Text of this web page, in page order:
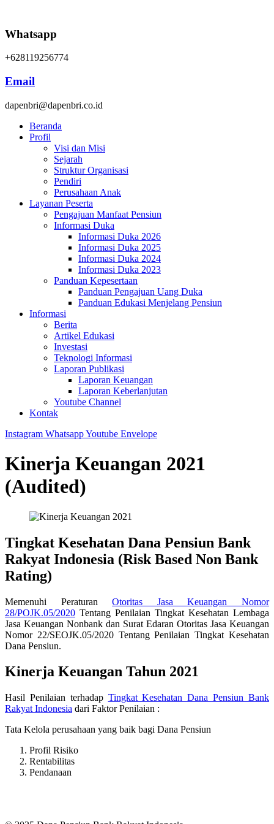
Whatsapp
+628119256774
Email
dapenbri@dapenbri.co.id
Beranda
Profil
Visi dan Misi
Sejarah
Struktur Organisasi
Pendiri
Perusahaan Anak
Layanan Peserta
Pengajuan Manfaat Pensiun
Informasi Duka
Informasi Duka 2026
Informasi Duka 2025
Informasi Duka 2024
Informasi Duka 2023
Panduan Kepesertaan
Panduan Pengajuan Uang Duka
Panduan Edukasi Menjelang Pensiun
Informasi
Berita
Artikel Edukasi
Investasi
Teknologi Informasi
Laporan Publikasi
Laporan Keuangan
Laporan Keberlanjutan
Youtube Channel
Kontak
Instagram WhatsappYoutube Envelope
Kinerja Keuangan 2021
(Audited)
Tingkat Kesehatan Dana Pensiun Bank
Rakyat Indonesia (Risk Based Non Bank
Rating)
Memenuhi PeraturanOtoritas Jasa Keuangan Nomor
28/POJK.05/2020 Tentang Penilaian Tingkat Kesehatan Lembaga
Jasa Keuangan Nonbank dan Surat Edaran Otoritas Jasa Keuangan
Nomor 22/SEOJK.05/2020 Tentang Penilaian Tingkat Kesehatan
Dana Pensiun.
Kinerja Keuangan Tahun 2021
Hasil Penilaian terhadap Tingkat Kesehatan Dana Pensiun Bank
Rakyat Indonesia dari Faktor Penilaian :
Tata Kelola perusahaan yang baik bagi Dana Pensiun
Profil Risiko
Rentabilitas
Pendanaan